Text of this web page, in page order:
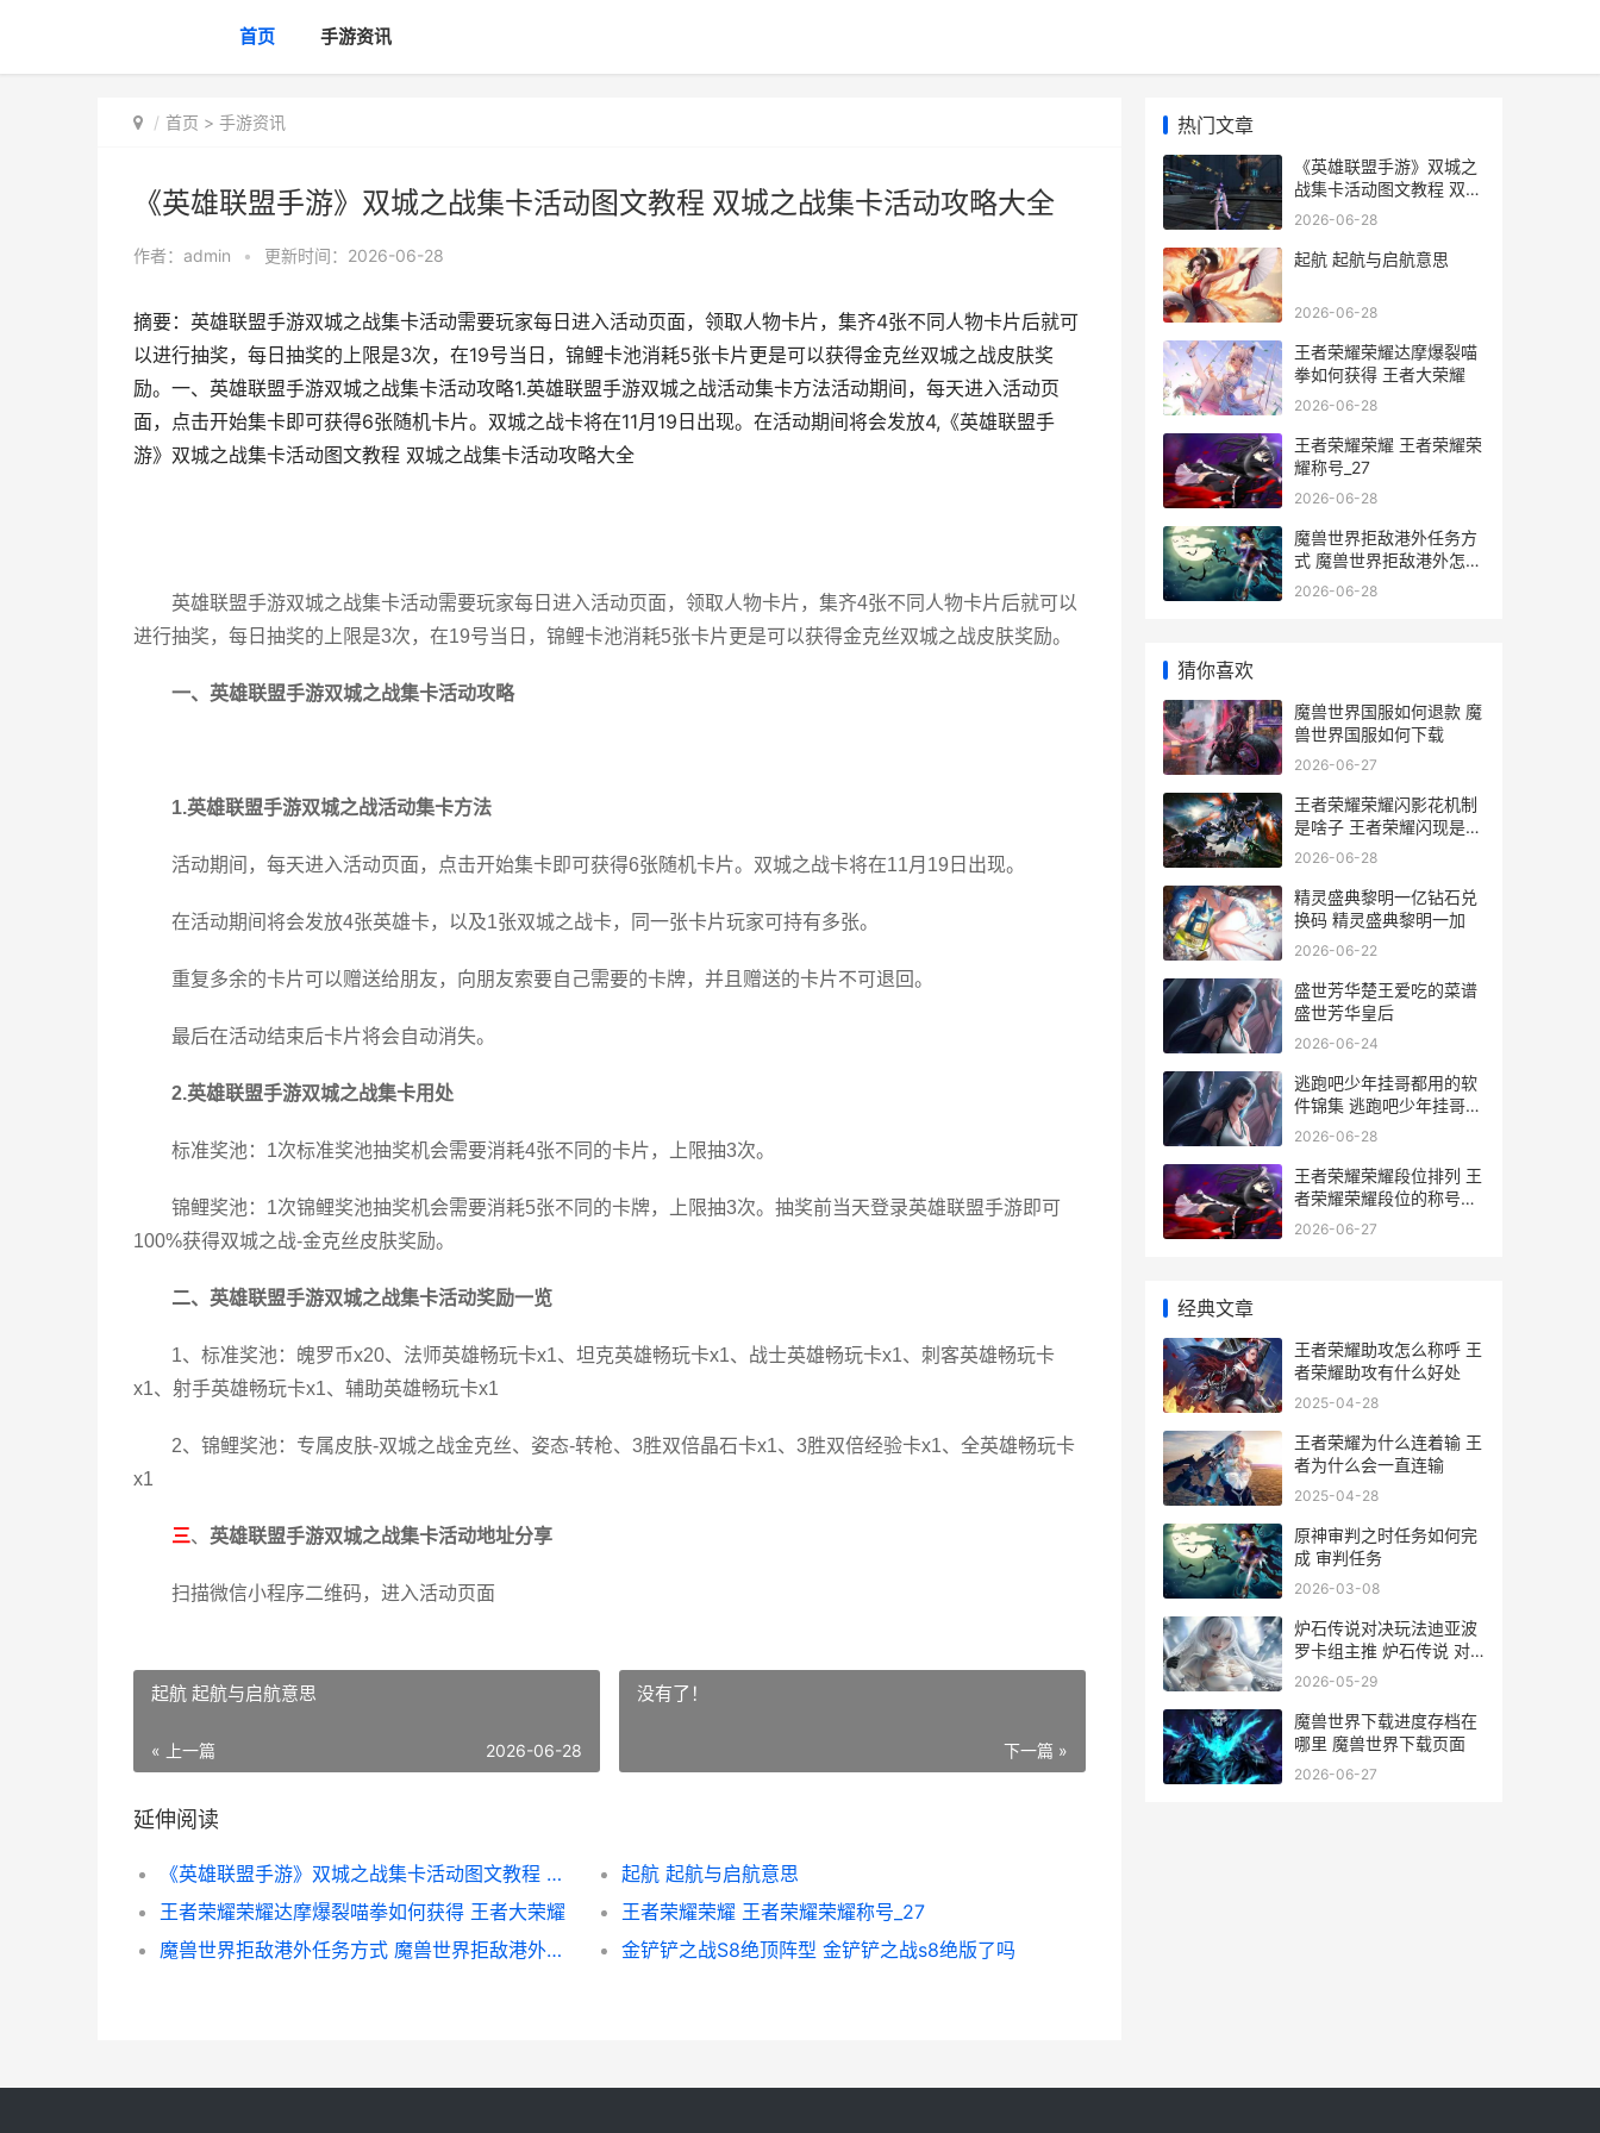
首页 手游资讯
首页 > 手游资讯
《英雄联盟手游》双城之战集卡活动图文教程 双城之战集卡活动攻略大全
作者： admin • 更新时间：2026-06-28
摘要：英雄联盟手游双城之战集卡活动需要玩家每日进入活动页面，领取人物卡片，集齐4张不同人物卡片后就可
以进行抽奖，每日抽奖的上限是3次，在19号当日，锦鲤卡池消耗5张卡片更是可以获得金克丝双城之战皮肤奖
励。一、英雄联盟手游双城之战集卡活动攻略1.英雄联盟手游双城之战活动集卡方法活动期间，每天进入活动页
面，点击开始集卡即可获得6张随机卡片。双城之战卡将在11月19日出现。在活动期间将会发放4,《英雄联盟手
游》双城之战集卡活动图文教程 双城之战集卡活动攻略大全
英雄联盟手游双城之战集卡活动需要玩家每日进入活动页面，领取人物卡片，集齐4张不同人物卡片后就可以
进行抽奖，每日抽奖的上限是3次，在19号当日，锦鲤卡池消耗5张卡片更是可以获得金克丝双城之战皮肤奖励。
一、英雄联盟手游双城之战集卡活动攻略
1.英雄联盟手游双城之战活动集卡方法
活动期间，每天进入活动页面，点击开始集卡即可获得6张随机卡片。双城之战卡将在11月19日出现。
在活动期间将会发放4张英雄卡，以及1张双城之战卡，同一张卡片玩家可持有多张。
重复多余的卡片可以赠送给朋友，向朋友索要自己需要的卡牌，并且赠送的卡片不可退回。
最后在活动结束后卡片将会自动消失。
2.英雄联盟手游双城之战集卡用处
标准奖池：1次标准奖池抽奖机会需要消耗4张不同的卡片，上限抽3次。
锦鲤奖池：1次锦鲤奖池抽奖机会需要消耗5张不同的卡牌，上限抽3次。抽奖前当天登录英雄联盟手游即可
100%获得双城之战-金克丝皮肤奖励。
二、英雄联盟手游双城之战集卡活动奖励一览
1、标准奖池：魄罗币x20、法师英雄畅玩卡x1、坦克英雄畅玩卡x1、战士英雄畅玩卡x1、刺客英雄畅玩卡
x1、射手英雄畅玩卡x1、辅助英雄畅玩卡x1
2、锦鲤奖池：专属皮肤-双城之战金克丝、姿态-转枪、3胜双倍晶石卡x1、3胜双倍经验卡x1、全英雄畅玩卡
x1
三、 英雄联盟手游双城之战集卡活动地址分享
扫描微信小程序二维码，进入活动页面
起航 起航与启航意思
« 上一篇 2026-06-28
没有了！
下一篇 »
延伸阅读
《英雄联盟手游》双城之战集卡活动图文教程 双城之战集卡活动攻略大全
起航 起航与启航意思
王者荣耀荣耀达摩爆裂喵拳如何获得 王者大荣耀
王者荣耀荣耀 王者荣耀荣耀称号_27
魔兽世界拒敌港外任务方式 魔兽世界拒敌港外怎么烧船
金铲铲之战S8绝顶阵型 金铲铲之战s8绝版了吗
热门文章
《英雄联盟手游》双城之
战集卡活动图文教程 双城
之战集卡活动攻略大全
2026-06-28
起航 起航与启航意思
2026-06-28
王者荣耀荣耀达摩爆裂喵
拳如何获得 王者大荣耀
2026-06-28
王者荣耀荣耀 王者荣耀荣
耀称号_27
2026-06-28
魔兽世界拒敌港外任务方
式 魔兽世界拒敌港外怎么
烧船
2026-06-28
猜你喜欢
魔兽世界国服如何退款 魔
兽世界国服如何下载
2026-06-27
王者荣耀荣耀闪影花机制
是啥子 王者荣耀闪现是哪
个图标
2026-06-28
精灵盛典黎明一亿钻石兑
换码 精灵盛典黎明一加
2026-06-22
盛世芳华楚王爱吃的菜谱
盛世芳华皇后
2026-06-24
逃跑吧少年挂哥都用的软
件锦集 逃跑吧少年挂哥菠
萝神
2026-06-28
王者荣耀荣耀段位排列 王
者荣耀荣耀段位的称号哪
个好
2026-06-27
经典文章
王者荣耀助攻怎么称呼 王
者荣耀助攻有什么好处
2025-04-28
王者荣耀为什么连着输 王
者为什么会一直连输
2025-04-28
原神审判之时任务如何完
成 审判任务
2026-03-08
炉石传说对决玩法迪亚波
罗卡组主推 炉石传说 对
决模式 攻略
2026-05-29
魔兽世界下载进度存档在
哪里 魔兽世界下载页面
2026-06-27